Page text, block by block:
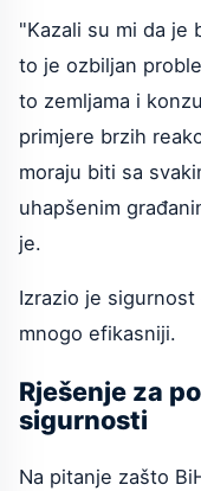
"Kazali su mi da je
to je ozbiljan
to zemljama i
primjere brzih
moraju biti sa
uhapšenim
je.
Izrazio je
mnogo efikasniji.
Rješenje za
sigurnosti
Na pitanje zašto